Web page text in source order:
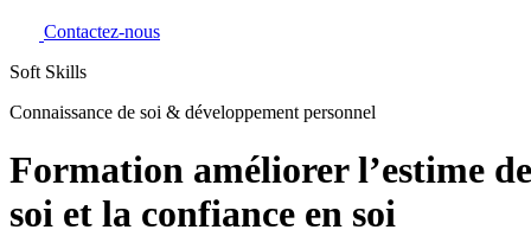
Contactez-nous
Soft Skills
Connaissance de soi & développement personnel
Formation améliorer l’estime de
soi et la confiance en soi